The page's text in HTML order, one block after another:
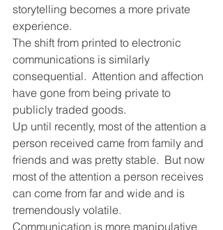
storytelling becomes a more private
experience.
The shift from printed to electronic
communications is similarly
consequential.  Attention and affection
have gone from being private to
publicly traded goods.
Up until recently, most of the attention a
person received came from family and
friends and was pretty stable.  But now
most of the attention a person receives
can come from far and wide and is
tremendously volatile.
Communication is more manipulative